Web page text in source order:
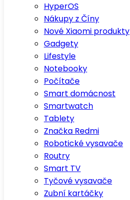
HyperOS
Nákupy z Číny
Nové Xiaomi produkty
Gadgety
Lifestyle
Notebooky
Počítače
Smart domácnost
Smartwatch
Tablety
Značka Redmi
Robotické vysavače
Routry
Smart TV
Tyčové vysavače
Zubní kartáčky